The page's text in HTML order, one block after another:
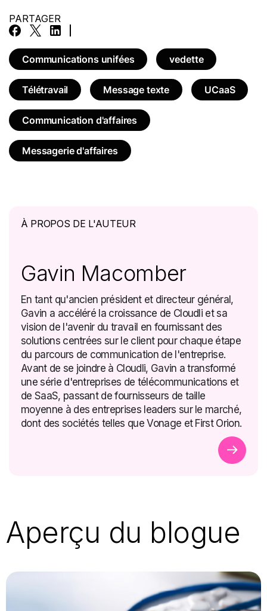
PARTAGER
Communications unifées vedette
Télétravail Message texte UCaaS
Communication d'affaires
Messagerie d'affaires
À PROPOS DE L'AUTEUR
Gavin Macomber
En tant qu'ancien président et directeur général,
Gavin a accéléré la croissance de Cloudli et sa
vision de l'avenir du travail en fournissant des
solutions centrées sur le client pour chaque étape
du parcours de communication de l'entreprise.
Avant de se joindre à Cloudli, Gavin a transformé
une série d'entreprises de télécommunications et
de SaaS, passant de fournisseurs de taille
moyenne à des entreprises leaders sur le marché,
dont des sociétés telles que Vonage et First Orion.
Aperçu du blogue